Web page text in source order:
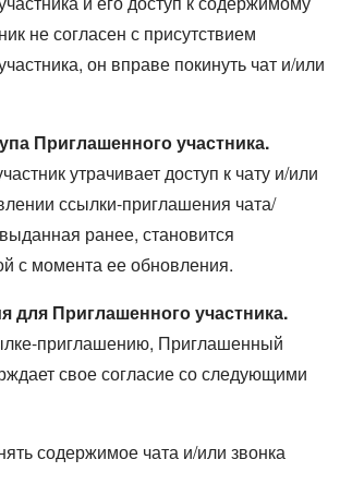
не согласен с присутствием
он вправе покинуть чат и/или
Приглашенного участника.
утрачивает доступ к чату и/или
ссылки-приглашения чата/
ранее, становится
с момента ее обновления.
для Приглашенного участника.
приглашению, Приглашенный
свое согласие со следующими
содержимое чата и/или звонка